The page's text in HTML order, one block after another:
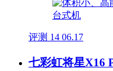
评测 14 06.17
七彩虹将星X16